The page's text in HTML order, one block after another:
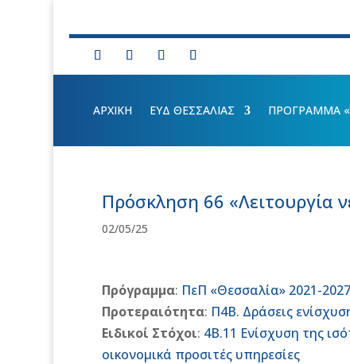
ΑΡΧΙΚΗ ΕΥΔ ΘΕΣΣΑΛΙΑΣ ΠΡΟΓΡΑΜΜΑ
Πρόσκληση 66 «Λειτουργία
02/05/25
Πρόγραμμα: ΠεΠ «Θεσσαλία» 2021-2027
Προτεραιότητα: Π4Β. Δράσεις
Ειδικοί Στόχοι: 4Β.11 Ενίσχυση της
οικονομικά προσιτές υπηρεσίες